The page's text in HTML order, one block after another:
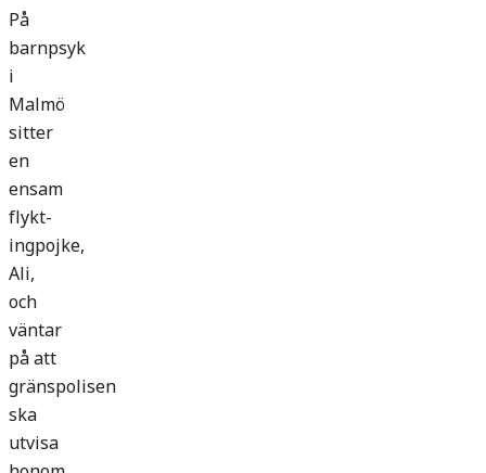
På
barnpsyk
i
Malmö
sitter
en
ensam
flykt­
ingpojke,
Ali,
och
väntar
på att
gränspolisen
ska
utvisa